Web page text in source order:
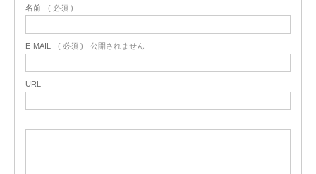
名前 ( 必須 )
E-MAIL ( 必須 ) - 公開されません -
URL